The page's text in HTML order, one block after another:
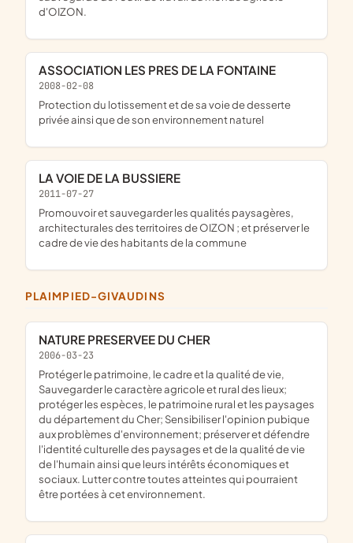
d'OIZON.
ASSOCIATION LES PRES DE LA FONTAINE
2008-02-08
protection du lotissement et de sa voie de desserte
privée ainsi que de son environnement naturel
LA VOIE DE LA BUSSIERE
2011-07-27
promouvoir et sauvegarder les qualités paysagères,
architecturales des territoires de OIZON ; et préserver le
cadre de vie des habitants de la commune
PLAIMPIED-GIVAUDINS
NATURE PRESERVEE DU CHER
2006-03-23
Protéger le patrimoine, le cadre et la qualité de vie,
Sauvegarder le caractère agricole et rural des lieux;
protéger les espèces, le patrimoine rural et les paysages
du département du Cher; Sensibiliser l'opinion pubique
aux problèmes d'environnement; préserver et défendre
l'identité culturelle des paysages et de la qualité de vie
de l'humain ainsi que leurs intérêts économiques et
sociaux. Lutter contre toutes atteintes qui pourraient
être portées à cet environnement.